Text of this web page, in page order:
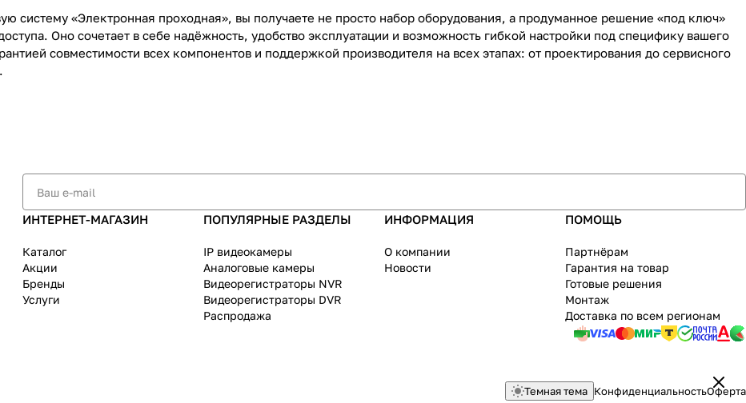
систему «Электронная проходная», вы получаете не просто набор оборудования, а продуманное решение «под ключ»
Оно сочетает в себе надёжность, удобство эксплуатации и возможность гибкой настройки под специфику вашего
совместимости всех компонентов и поддержкой производителя на всех этапах: от проектирования до сервисного
ИНТЕРНЕТ-МАГАЗИН
Каталог
Акции
Бренды
Услуги
ПОПУЛЯРНЫЕ РАЗДЕЛЫ
IP видеокамеры
Аналоговые камеры
Видеорегистраторы NVR
Видеорегистраторы DVR
Распродажа
ИНФОРМАЦИЯ
О компании
Новости
ПОМОЩЬ
Партнёрам
Гарантия на товар
Готовые решения
Монтаж
Доставка по всем регионам
Темная тема КонфиденциальностьОферта